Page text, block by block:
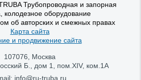
Трубопроводная и запорная
колодезное оборудование
об авторских и смежных правах
Карта сайта
и продвижение сайта
107076
Москва
Б., дом 1, пом.XIV, ком.1А
info@ru-truba.ru